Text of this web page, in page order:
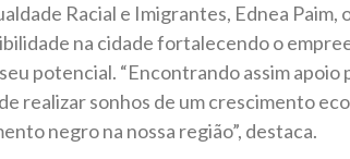
Racial e Imigrantes, Ednea Paim,
na cidade fortalecendo o
potencial. “Encontrando assim apoio
realizar sonhos de um crescimento
negro na nossa região”, destaca.